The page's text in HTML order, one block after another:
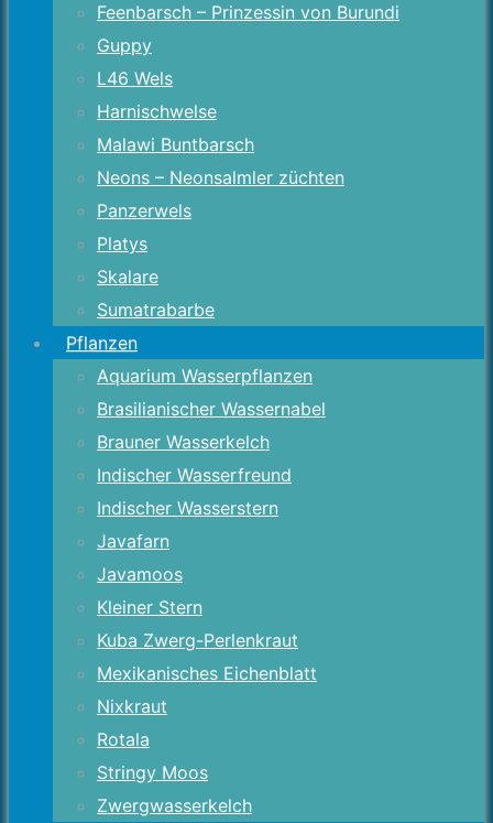
Feenbarsch – Prinzessin von Burundi
Guppy
L46 Wels
Harnischwelse
Malawi Buntbarsch
Neons – Neonsalmler züchten
Panzerwels
Platys
Skalare
Sumatrabarbe
Pflanzen
Aquarium Wasserpflanzen
Brasilianischer Wassernabel
Brauner Wasserkelch
Indischer Wasserfreund
Indischer Wasserstern
Javafarn
Javamoos
Kleiner Stern
Kuba Zwerg-Perlenkraut
Mexikanisches Eichenblatt
Nixkraut
Rotala
Stringy Moos
Zwergwasserkelch